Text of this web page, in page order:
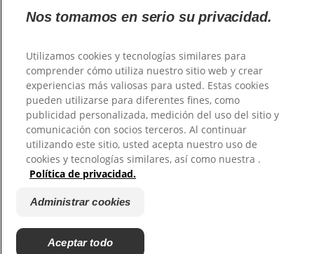
@2026 TuHogar. Todos los derechos reservados.
Nos tomamos en serio su privacidad.
Utilizamos cookies y tecnologías similares para
comprender cómo utiliza nuestro sitio web y crear
experiencias más valiosas para usted. Estas cookies
pueden utilizarse para diferentes fines, como
publicidad personalizada, medición del uso del sitio y
comunicación con socios terceros. Al continuar
utilizando este sitio, usted acepta nuestro uso de
cookies y tecnologías similares, así como nuestra .
Política de privacidad.
Administrar cookies
Aceptar todo